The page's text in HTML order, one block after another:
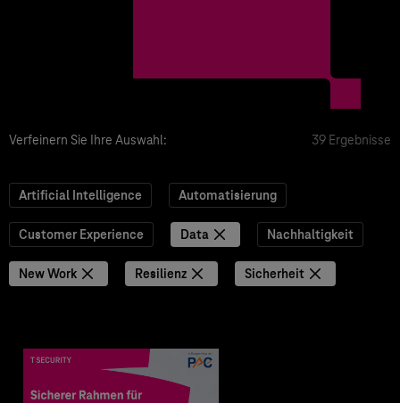
Verfeinern Sie Ihre Auswahl: 39 Ergebnisse
Artificial Intelligence Automatisierung
Customer Experience Data Nachhaltigkeit
New Work Resilienz Sicherheit